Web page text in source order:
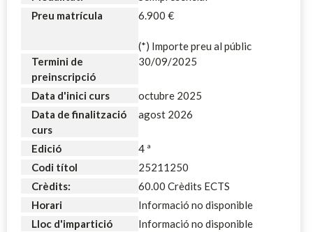
Preu matrícula
6.900 €
(*) Importe preu al públic
Termini de
preinscripció
30/09/2025
Data d'inici curs
octubre 2025
Data de finalització
curs
agost 2026
Edició
4 ª
Codi títol
25211250
Crèdits:
60.00 Crèdits ECTS
Horari
Informació no disponible
Lloc d'impartició
Informació no disponible